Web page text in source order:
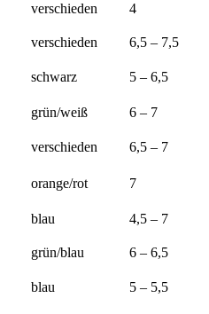
verschieden 4
verschieden 6,5 – 7,5
schwarz 5 – 6,5
grün/weiß 6 – 7
verschieden 6,5 – 7
orange/rot 7
blau 4,5 – 7
grün/blau 6 – 6,5
blau 5 – 5,5